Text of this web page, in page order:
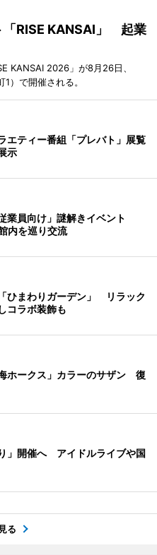
「RISE KANSAI」 起業
KANSAI 2026」が8月26日、
）で開催される。
エティー番組「プレバト」展覧
示
業員向け」謎解きイベント
内を巡り交流
ひまわりガーデン」 リラック
コラボ装飾も
ホークス」カラーのサザン 復
」開催へ アイドルライブや国
る